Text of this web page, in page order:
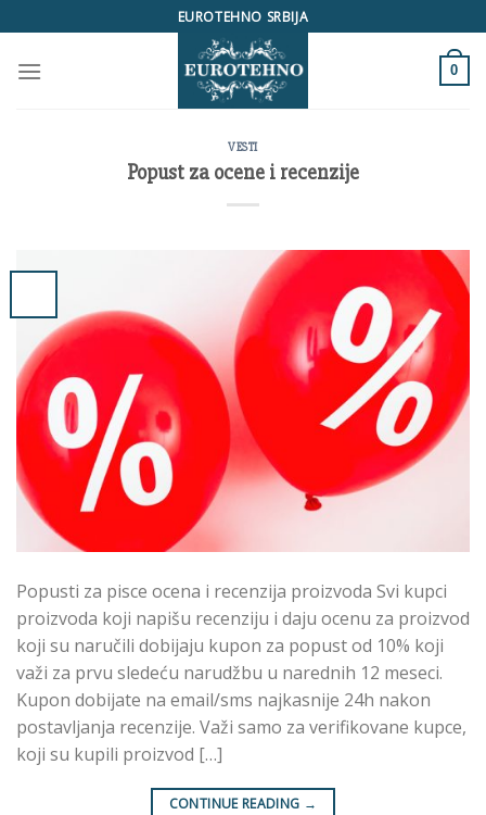
to
content
EUROTEHNO SRBIJA
0
VESTI
Popust za ocene i recenzije
Popusti za pisce ocena i recenzija proizvoda Svi kupci
proizvoda koji napišu recenziju i daju ocenu za proizvod
koji su naručili dobijaju kupon za popust od 10% koji
važi za prvu sledeću narudžbu u narednih 12 meseci.
Kupon dobijate na email/sms najkasnije 24h nakon
postavljanja recenzije. Važi samo za verifikovane kupce,
koji su kupili proizvod […]
CONTINUE READING →